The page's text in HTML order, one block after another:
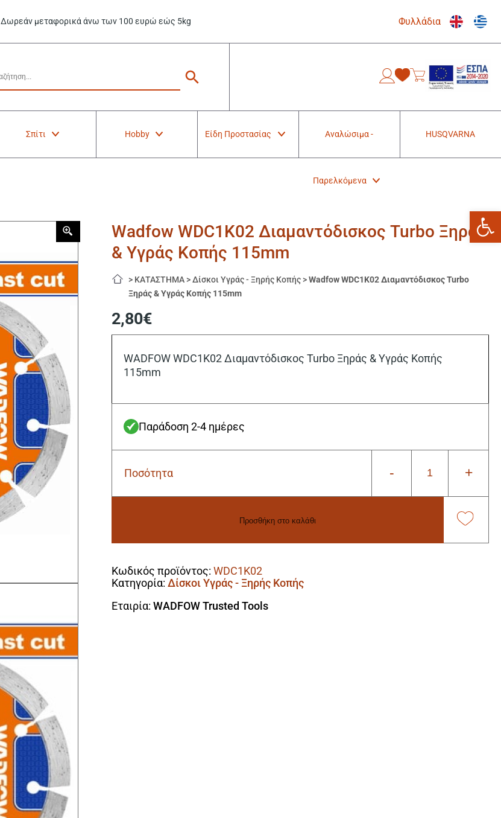
Δωρεάν μεταφορικά άνω των 100 ευρώ εώς 5kg Φυλλάδια
Σπίτι Hobby Είδη Προστασίας Αναλώσιμα -
Παρελκόμενα
HUSQVARNA
Wadfow WDC1K02 Διαμαντόδισκος Turbo Ξηράς
& Υγράς Κοπής 115mm
> ΚΑΤΑΣΤΗΜΑ >Δίσκοι Υγράς - Ξηρής Κοπής >Wadfow WDC1K02 Διαμαντόδισκος Turbo
Ξηράς & Υγράς Κοπής 115mm
2,80€
WADFOW WDC1K02 Διαμαντόδισκος Turbo Ξηράς & Υγράς Κοπής
115mm
Παράδοση 2-4 ημέρες
Ποσότητα -
Wadfow
115mm
ποσότητα
+
Προσθήκη στο καλάθι
Κωδικός προϊόντος:WDC1K02
Κατηγορία:Δίσκοι Υγράς - Ξηρής Κοπής
Εταιρία: WADFOW Trusted Tools